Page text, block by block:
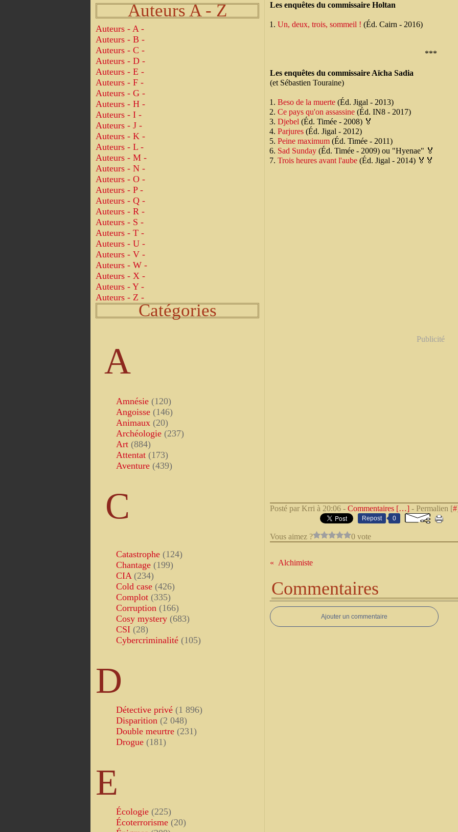
Auteurs A - Z
Auteurs - A -
Auteurs - B -
Auteurs - C -
Auteurs - D -
Auteurs - E -
Auteurs - F -
Auteurs - G -
Auteurs - H -
Auteurs - I -
Auteurs - J -
Auteurs - K -
Auteurs - L -
Auteurs - M -
Auteurs - N -
Auteurs - O -
Auteurs - P -
Auteurs - Q -
Auteurs - R -
Auteurs - S -
Auteurs - T -
Auteurs - U -
Auteurs - V -
Auteurs - W -
Auteurs - X -
Auteurs - Y -
Auteurs - Z -
Catégories
A
Amnésie (120)
Angoisse (146)
Animaux (20)
Archéologie (237)
Art (884)
Attentat (173)
Aventure (439)
C
Catastrophe (124)
Chantage (199)
CIA (234)
Cold case (426)
Complot (335)
Corruption (166)
Cosy mystery (683)
CSI (28)
Cybercriminalité (105)
D
Détective privé (1 896)
Disparition (2 048)
Double meurtre (231)
Drogue (181)
E
Écologie (225)
Écoterrorisme (20)
Les enquêtes du commissaire Holtan
Un, deux, trois, sommeil ! (Éd. Cairn - 2016)
***
Les enquêtes du commissaire Aïcha Sadia
(et Sébastien Touraine)
Beso de la muerte (Éd. Jigal - 2013)
Ce pays qu'on assassine (Éd. IN8 - 2017)
Djebel (Éd. Timée - 2008) 🏅
Parjures (Éd. Jigal - 2012)
Peine maximum (Éd. Timée - 2011)
Sad Sunday (Éd. Timée - 2009) ou "Hyenae" 🏅
Trois heures avant l'aube (Éd. Jigal - 2014) 🏅🏅
Publicité
Posté par Krri à 20:06 - Commentaires […] - Permalien [#
Repost 0
Vous aimez ? 0 vote
Alchimiste
Commentaires
Ajouter un commentaire